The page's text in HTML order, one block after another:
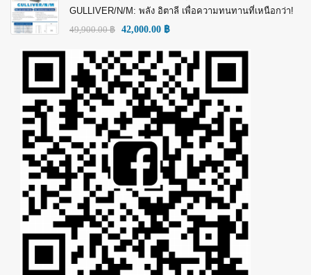
GULLIVER/N/M: พลัง อิตาลี เพื่อความทนทานที่เหนือกว่า!
49,900.00฿ 42,000.00 ฿